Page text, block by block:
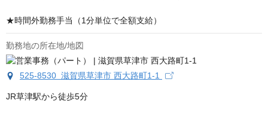
★時間外勤務手当（1分単位で全額支給）
勤務地の所在地/地図
525-8530 滋賀県草津市 西大路町1-1
JR草津駅から徒歩5分